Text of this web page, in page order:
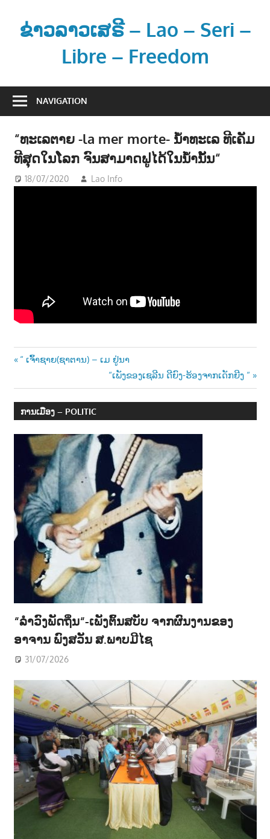
contentຂ່າວລາວເສຣີ – Lao – Seri –
Libre – Freedom
າ
ະ
ຂໍ້
ມູ
NAVIGATION
“ທະເລຕາຍ -la mer morte- ນໍ້າທະເລ ທີເຄັມ
ທີສຸດໃນໂລກ ຈົນສາມາດຟູໄດ້ໃນນໍ້ານັ້ນ“
18/07/2020 Lao Info
Post
navigation
Previous
“ ເຈົ້າຊາຍ(ຊາຕານ) – ເມ ຢູ່ນາ
Next
Post:
“ເພັງຂອງເຊລີນ ດີຍົງ-ຮ້ອງຈາກເດັກຍີງ “
ການເມືອງ – POLITIC
“ລຳວົງພັດຖິ່ນ“-ເພັງຕົ້ນສບັບ ຈາກຜົນງານຂອງ
ອາຈານ ພົງສວັນ ສ.ພາບມີໄຊ
31/07/2026